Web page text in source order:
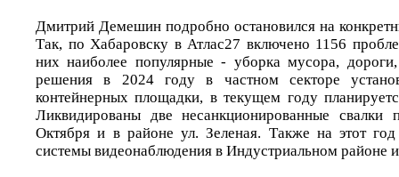
Дмитрий Демешин подробно остановился на
Так, по Хабаровску в Атлас27 включено 1156
них наиболее популярные - уборка мусора,
решения в 2024 году в частном секторе
контейнерных площадки, в текущем году
Ликвидированы две несанкционированные свалки
Октября и в районе ул. Зеленая. Также на этот год
системы видеонаблюдения в Индустриальном районе